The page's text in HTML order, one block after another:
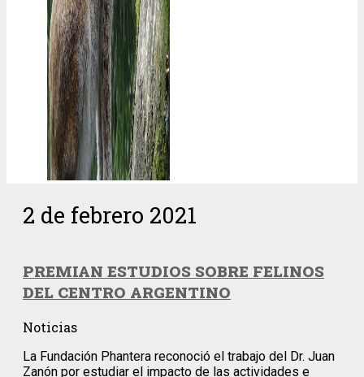
2 de febrero 2021
PREMIAN ESTUDIOS SOBRE FELINOS
DEL CENTRO ARGENTINO
Noticias
La Fundación Phantera reconoció el trabajo del Dr. Juan
Zanón por estudiar el impacto de las actividades e